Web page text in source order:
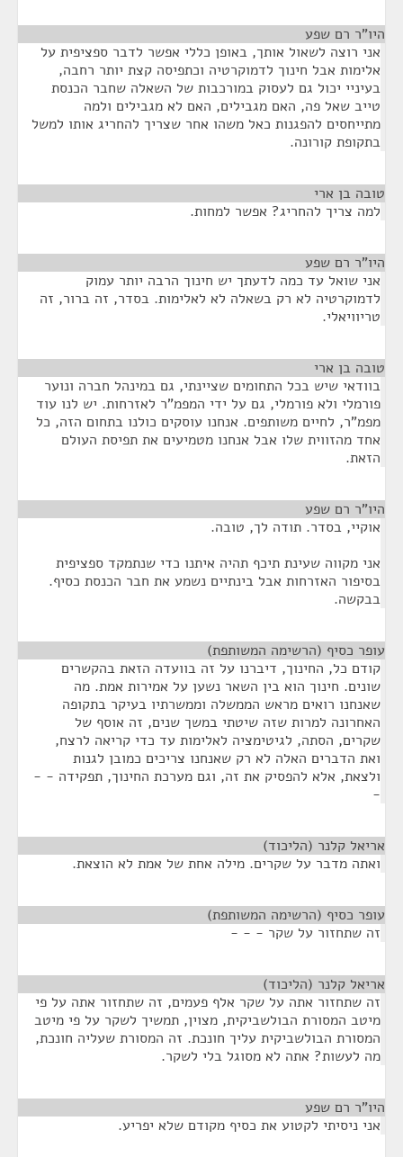
היו"ר רם שפע
אני רוצה לשאול אותך, באופן כללי אפשר לדבר ספציפית על
אלימות אבל חינוך לדמוקרטיה וכתפיסה קצת יותר רחבה,
בעיניי יכול גם לעסוק במורכבות של השאלה שחבר הכנסת
טייב שאל פה, האם מגבילים, האם לא מגבילים ולמה
מתייחסים להפגנות כאל משהו אחר שצריך להחריג אותו למשל
בתקופת קורונה.
טובה בן ארי
למה צריך להחריג? אפשר למחות.
היו"ר רם שפע
אני שואל עד כמה לדעתך יש חינוך הרבה יותר עמוק
לדמוקרטיה לא רק בשאלה לא לאלימות. בסדר, זה ברור, זה
טריוויאלי.
טובה בן ארי
בוודאי שיש בכל התחומים שציינתי, גם במינהל חברה ונוער
פורמלי ולא פורמלי, גם על ידי המפמ"ר לאזרחות. יש לנו עוד
מפמ"ר, לחיים משותפים. אנחנו עוסקים כולנו בתחום הזה, כל
אחד מהזווית שלו אבל אנחנו מטמיעים את תפיסת העולם
הזאת.
היו"ר רם שפע
אוקיי, בסדר. תודה לך, טובה.
אני מקווה שעינת תיכף תהיה איתנו כדי שנתמקד ספציפית
בסיפור האזרחות אבל בינתיים נשמע את חבר הכנסת כסיף.
בבקשה.
עופר כסיף (הרשימה המשותפת)
קודם כל, החינוך, דיברנו על זה בוועדה הזאת בהקשרים
שונים. חינוך הוא בין השאר נשען על אמירות אמת. מה
שאנחנו רואים מראש הממשלה וממשרתיו בעיקר בתקופה
האחרונה למרות שזה שיטתי במשך שנים, זה אוסף של
שקרים, הסתה, לגיטימציה לאלימות עד כדי קריאה לרצח,
ואת הדברים האלה לא רק שאנחנו צריכים כמובן לגנות
ולצאת, אלא להפסיק את זה, וגם מערכת החינוך, תפקידה - -
-
אריאל קלנר (הליכוד)
ואתה מדבר על שקרים. מילה אחת של אמת לא הוצאת.
עופר כסיף (הרשימה המשותפת)
זה שתחזור על שקר - - -
אריאל קלנר (הליכוד)
זה שתחזור אתה על שקר אלף פעמים, זה שתחזור אתה על פי
מיטב המסורת הבולשביקית, מצוין, תמשיך לשקר על פי מיטב
המסורת הבולשביקית עליך חונכת. זה המסורת שעליה חונכת,
מה לעשות? אתה לא מסוגל בלי לשקר.
היו"ר רם שפע
אני ניסיתי לקטוע את כסיף מקודם שלא יפריע.